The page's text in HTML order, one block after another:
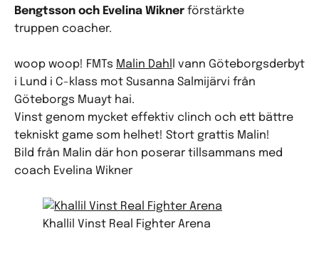
Bengtsson och Evelina Wikner förstärkte
truppen coacher.
woop woop! FMTs Malin Dahl
l vann Göteborgsderbyt
i Lund i C-klass mot Susanna Salmijärvi från
Göteborgs Muayt hai.
Vinst genom mycket effektiv clinch och ett bättre
tekniskt game som helhet! Stort grattis Malin!
Bild från Malin där hon poserar tillsammans med
coach Evelina Wikner
Khallil Vinst Real Fighter Arena